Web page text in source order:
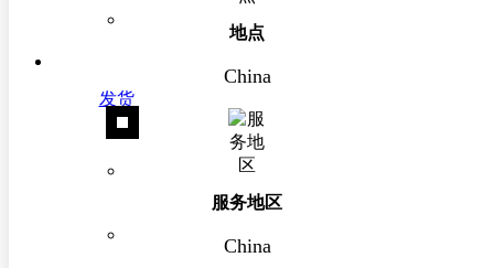
发货
地点
China
服务地区
China